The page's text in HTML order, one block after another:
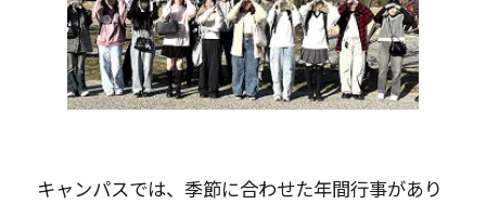
キャンパスでは、季節に合わせた年間行事があり